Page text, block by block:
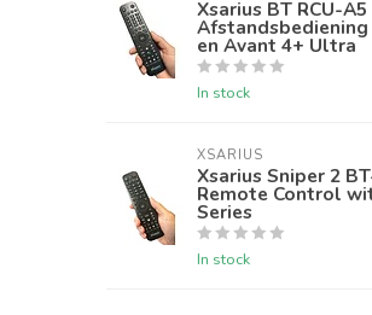
Xsarius BT RCU-
en Avant 4+ Ultra
In stock
XSARIUS
Xsarius Sniper 2
Remote Control
Series
In stock